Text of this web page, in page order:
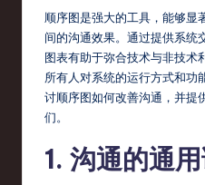
fi
d
C
顺序图是强大的工具，能够显
间的沟通效果。通过提供系统
图表有助于弥合技术与非技术
所有人对系统的运行方式和功
讨顺序图如何改善沟通，并提
们。
1. 沟通的通